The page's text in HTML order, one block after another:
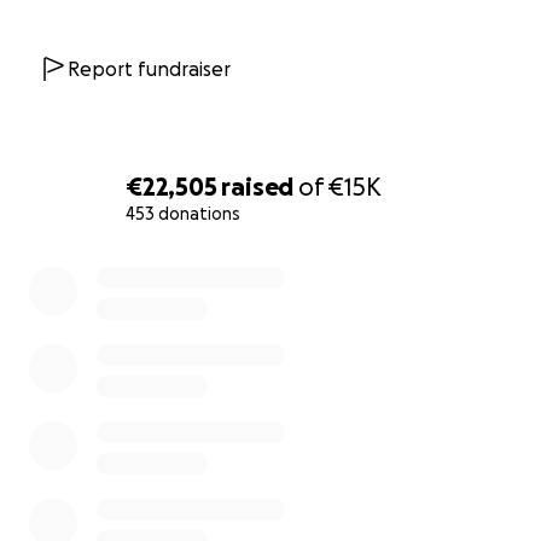
€22,505 raised of€15K
453 donations
„Interkulturelles Tanztheater“ im Theater Konstanz
nach Pforzheim in Abschiebehaft gebracht, wo er
sich seitdem befindet, um am 27.07.2023 nach
Report fundraiser